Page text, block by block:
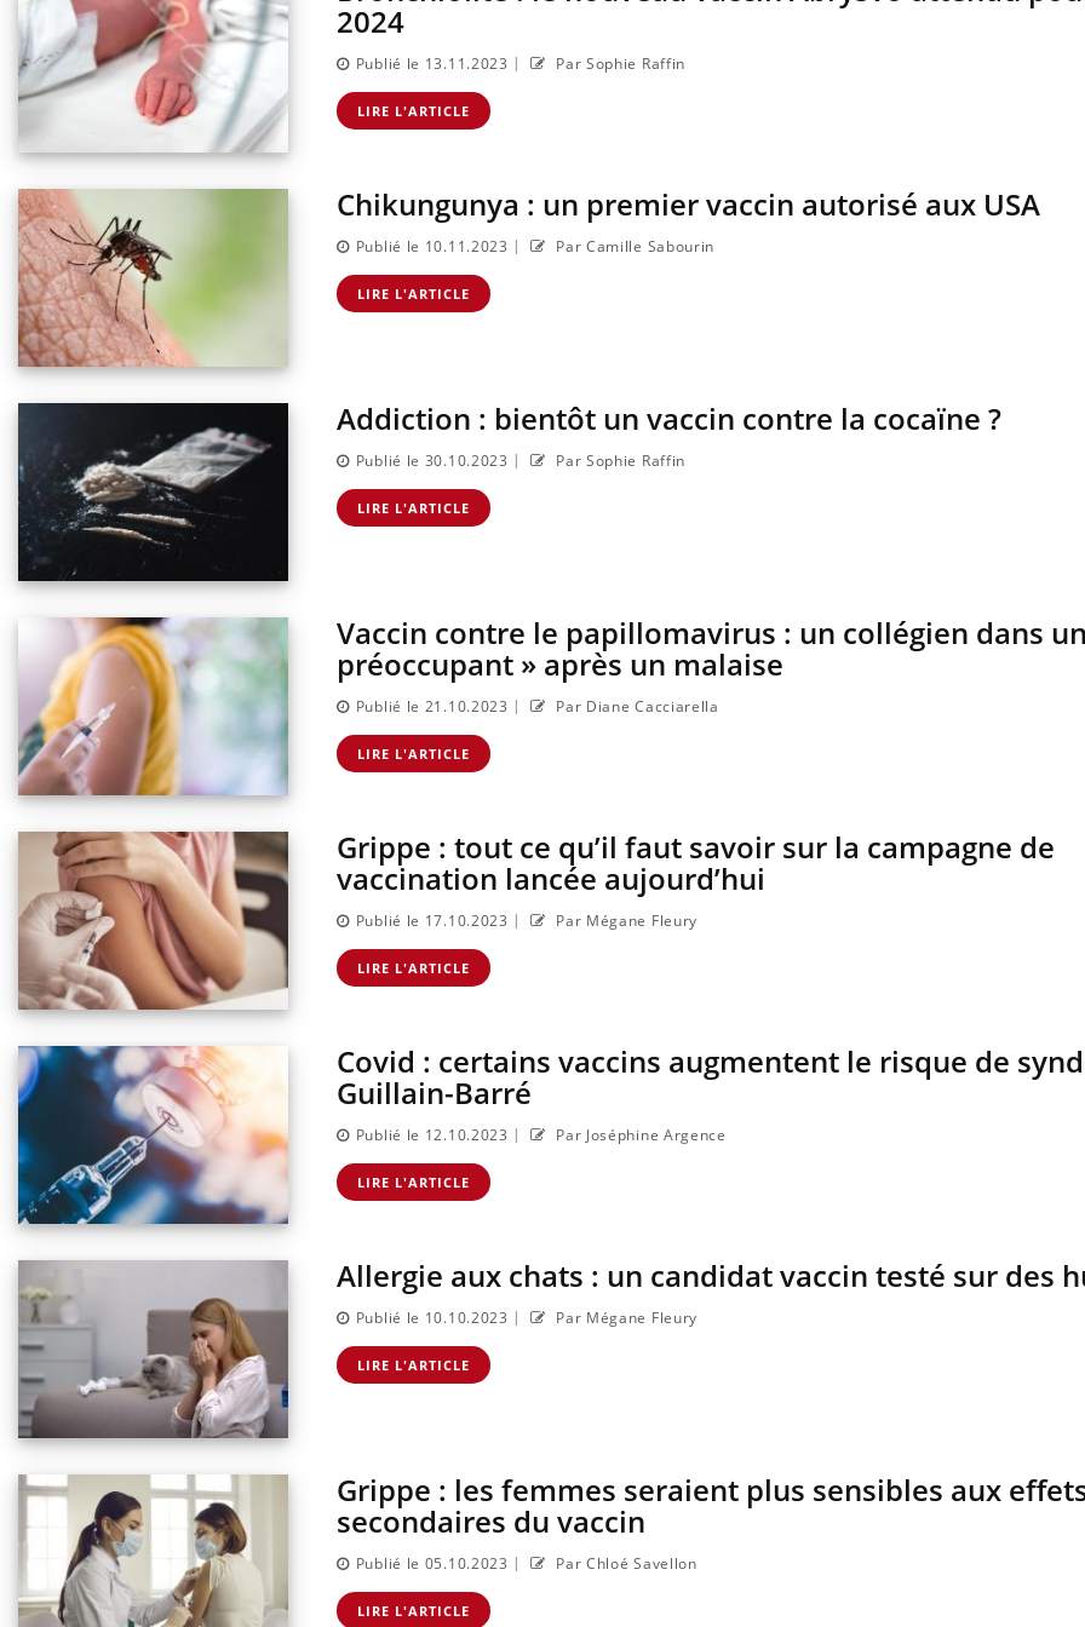
2024
Publié le 13.11.2023 | Par Sophie Raffin
LIRE L'ARTICLE
Chikungunya : un premier vaccin autorisé aux USA
Publié le 10.11.2023 | Par Camille Sabourin
LIRE L'ARTICLE
Addiction : bientôt un vaccin contre la cocaïne ?
Publié le 30.10.2023 | Par Sophie Raffin
LIRE L'ARTICLE
Vaccin contre le papillomavirus : un collégien dans
préoccupant » après un malaise
Publié le 21.10.2023 | Par Diane Cacciarella
LIRE L'ARTICLE
Grippe : tout ce qu’il faut savoir sur la campagne de
vaccination lancée aujourd’hui
Publié le 17.10.2023 | Par Mégane Fleury
LIRE L'ARTICLE
Covid : certains vaccins augmentent le risque de
Guillain-Barré
Publié le 12.10.2023 | Par Joséphine Argence
LIRE L'ARTICLE
Allergie aux chats : un candidat vaccin testé sur des
Publié le 10.10.2023 | Par Mégane Fleury
LIRE L'ARTICLE
Grippe : les femmes seraient plus sensibles aux
secondaires du vaccin
Publié le 05.10.2023 | Par Chloé Savellon
LIRE L'ARTICLE